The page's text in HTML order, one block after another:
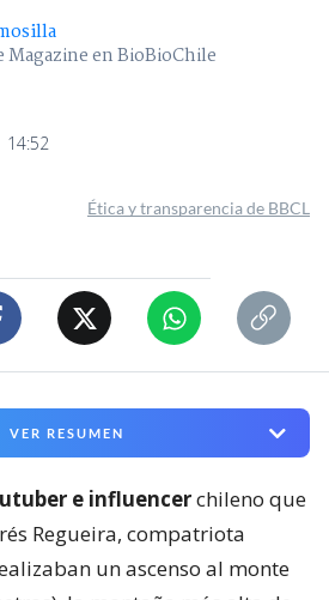
Magazine en BioBioChile
14:52
Ética y transparencia de BBCL
VER RESUMEN
e influencerchileno que
Regueira, compatriota
un ascenso al monte